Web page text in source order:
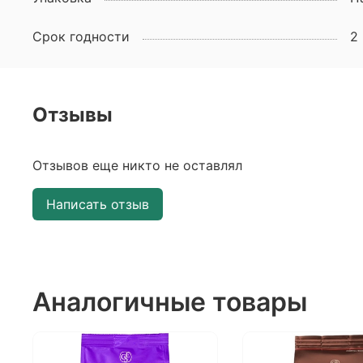
Срок годности 2
Отзывы
Отзывов еще никто не оставлял
Написать отзыв
Аналогичные товары